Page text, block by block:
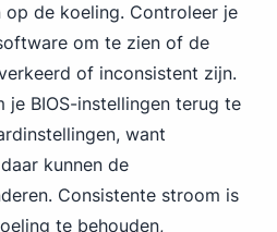
op de koeling. Controleer je
om te zien of de
of inconsistent zijn.
je BIOS-instellingen terug te
want
kunnen de
Consistente stroom is
te behouden,